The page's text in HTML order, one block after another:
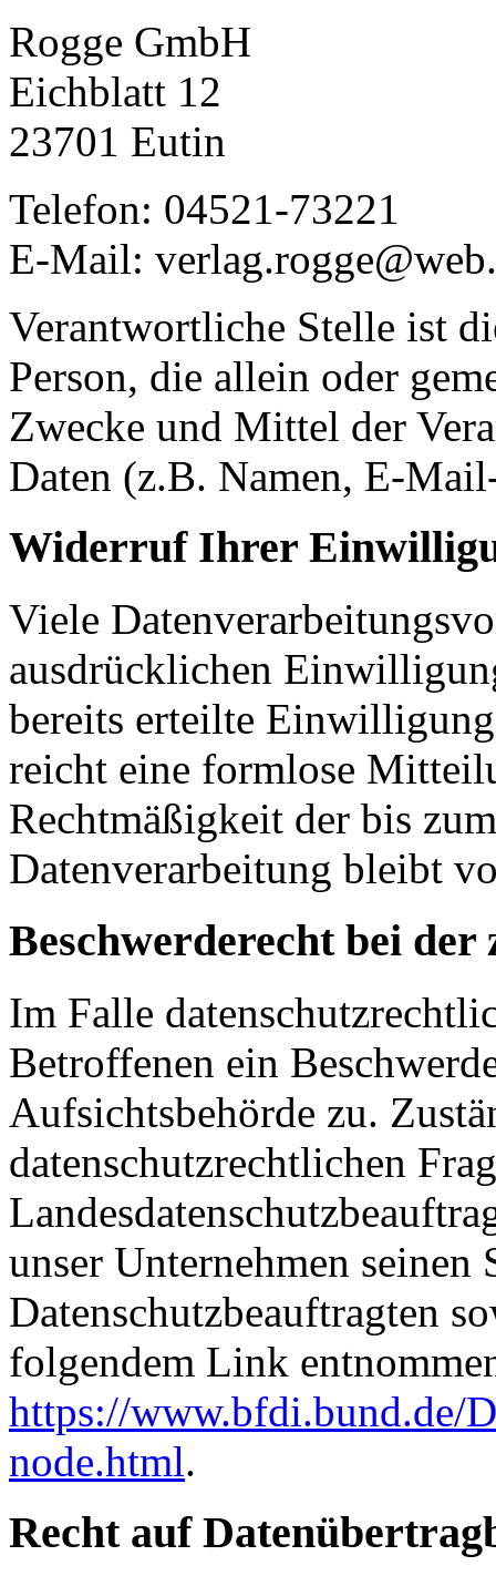
Rogge GmbH
Eichblatt 12
23701 Eutin
Telefon: 04521-73221
E-Mail:
Verantwortliche Stelle ist
Person, die allein oder
Zwecke und Mittel der
Daten (z.B. Namen, E-
Widerruf Ihrer
Viele
ausdrücklichen
bereits erteilte
reicht eine formlose
Rechtmäßigkeit der bis
Datenverarbeitung bleibt
Beschwerderecht bei
Im Falle
Betroffenen ein
Aufsichtsbehörde zu.
datenschutzrechtlichen
unser Unternehmen
Datenschutzbeauftragten
folgendem Link
https://www.bfdi.bund.de/
node.html.
Recht auf